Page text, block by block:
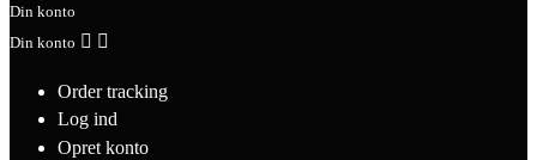
Din konto
Din konto  
Order tracking
Log ind
Opret konto